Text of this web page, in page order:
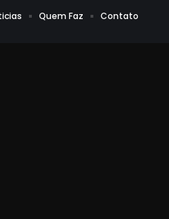
Quem Faz Contato